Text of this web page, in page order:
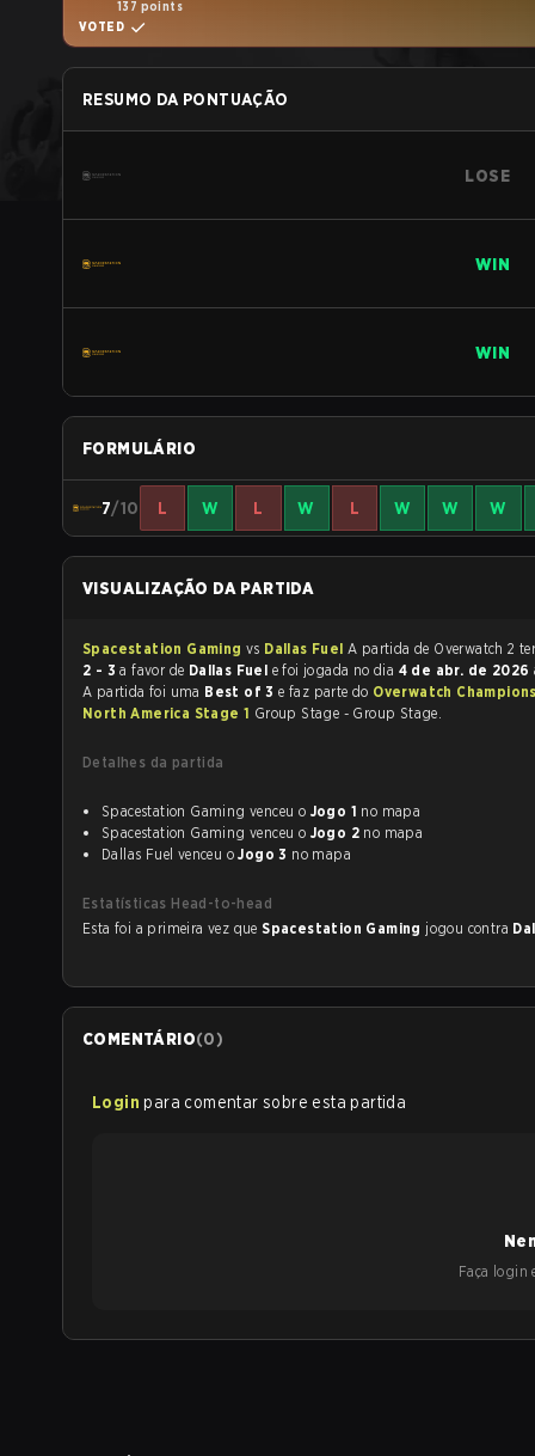
137 points
VOTED
RESUMO DA PONTUAÇÃO
LOSE
WIN
WIN
FORMULÁRIO
7/10 L W L W L W W W
VISUALIZAÇÃO DA PARTIDA
Spacestation Gaming vs Dallas Fuel
A
2 - 3 a favor de Dallas Fuel e foi jogada no dia 4 de abr. de 2026
A partida foi uma Best of 3e faz parte do Overwatch
North America Stage 1 Group Stage - Group Stage.
Detalhes da partida
Spacestation Gaming venceu o Jogo 1 no mapa
Spacestation Gaming venceu o Jogo 2 no mapa
Dallas Fuel venceu oJogo 3 no mapa
Estatísticas Head-to-head
Esta foi a primeira vez queSpacestation Gaming jogou contra
COMENTÁRIO(0)
Login para comentar sobre esta partida
Faça login